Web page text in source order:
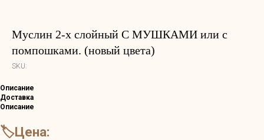
Муслин 2-х слойный С МУШКАМИ или с
помпошками. (новый цвета)
SKU:
Описание
Доставка
Описание
🏷️Цена: